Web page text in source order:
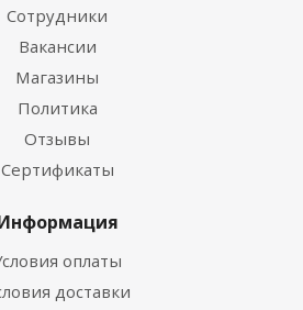
Сотрудники
Вакансии
Магазины
Политика
Отзывы
Сертификаты
оплаты
доставки